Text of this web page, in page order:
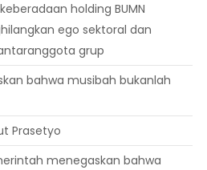
holding BUMN
ego sektoral dan
grup
bahwa musibah bukanlah
Prasetyo
menegaskan bahwa